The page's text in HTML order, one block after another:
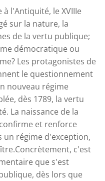
l'Antiquité, le XVIIIe
sur la nature, la
de la vertu publique;
démocratique ou
Les protagonistes de
le questionnement
nouveau régime
dès 1789, la vertu
La naissance de la
et renforce
un régime d'exception,
c'est
que s'est
dès lors que